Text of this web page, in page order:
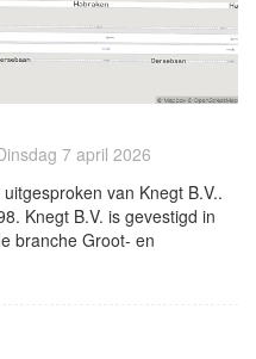
7 april 2026
van Knegt B.V..
Knegt B.V. is gevestigd in
branche Groot- en